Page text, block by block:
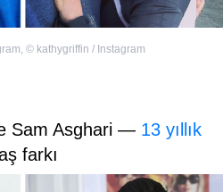
, © kathygriffin / Instagram
Sam Asghari — 13 yıllık
farkı